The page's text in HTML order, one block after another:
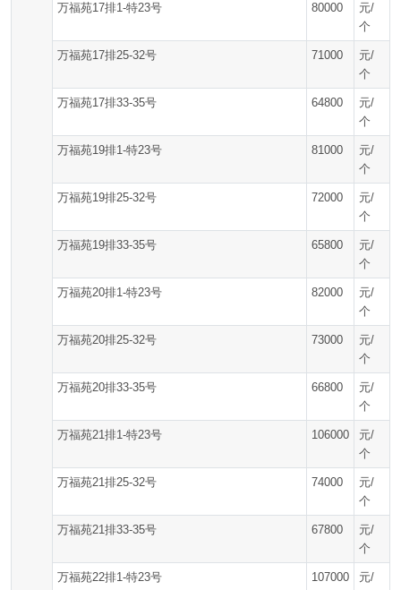
万福苑17排1-特23号 80000
元/
个
万福苑17排25-32号 71000
元/
个
万福苑17排33-35号 64800
元/
个
万福苑19排1-特23号 81000
元/
个
万福苑19排25-32号 72000
元/
个
万福苑19排33-35号 65800
元/
个
万福苑20排1-特23号 82000
元/
个
万福苑20排25-32号 73000
元/
个
万福苑20排33-35号 66800
元/
个
万福苑21排1-特23号 106000
元/
个
万福苑21排25-32号 74000
元/
个
万福苑21排33-35号 67800
元/
个
万福苑22排1-特23号 107000
元/